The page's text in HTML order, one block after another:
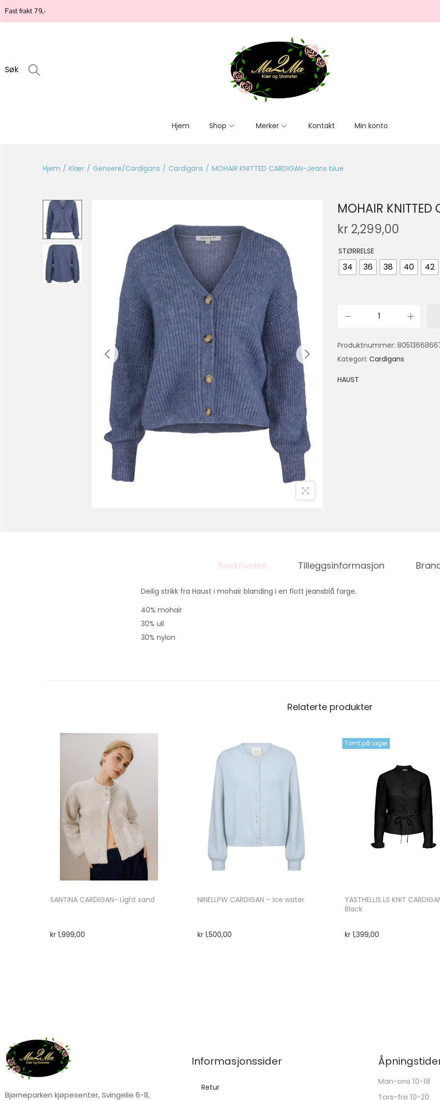
Fast frakt 79,-
Søk
Hjem Shop Merker Kontakt Min konto
Hjem / Klær / Gensere/Cardigans / Cardigans / MOHAIR KNITTED CARDIGAN-Jeans blue
MOHAIR
kr 2,299,00
STØRRELSE
34 36 38 40 42
Produktnummer:
Kategori: Cardigans
HAUST
Beskrivelse Tilleggsinformasjon
Deilig strikk fra Haust i mohair blanding i en flott jeansblå farge.
40% mohair
30% ull
30% nylon
Relaterte produkter
SANTINA CARDIGAN- Light sand
kr 1,999,00
NINELLPW CARDIGAN – Ice water
kr1,500,00
Tomt på lager
YASTHELLIS LS KNIT
Black
kr1,399,00
Bjørneparken kjøpesenter, Svingelie 6-8,
Informasjonssider
Retur
Man-ons 10-18
Tors-fre 10-20